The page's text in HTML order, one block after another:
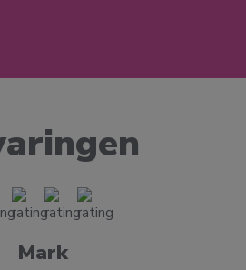
Mark